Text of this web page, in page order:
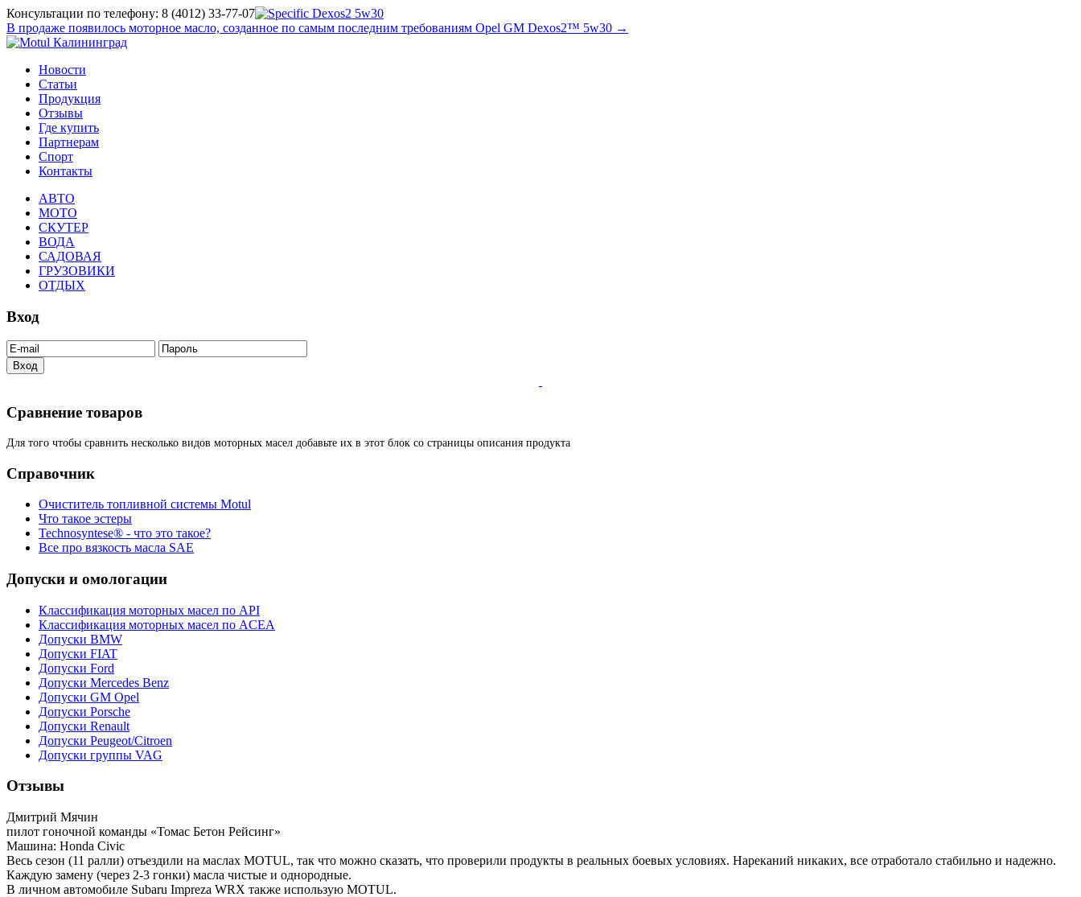
Консультации по телефону: 8 (4012) 33-77-07
В продаже появилось моторное масло, созданное по самым последним требованиям Opel GM Dexos2™ 5w30 →
Новости
Статьи
Продукция
Отзывы
Где купить
Партнерам
Спорт
Контакты
АВТО
МОТО
СКУТЕР
ВОДА
САДОВАЯ
ГРУЗОВИКИ
ОТДЫХ
Вход
Сравнение товаров
Для того чтобы сравнить несколько видов моторных масел добавьте их в этот блок со страницы описания продукта
Справочник
Очиститель топливной системы Motul
Что такое эстеры
Technosyntese® - что это такое?
Все про вязкость масла SAE
Допуски и омологации
Классификация моторных масел по API
Классификация моторных масел по ACEA
Допуски BMW
Допуски FIAT
Допуски Ford
Допуски Mercedes Benz
Допуски GM Opel
Допуски Porsche
Допуски Renault
Допуски Peugeot/Citroen
Допуски группы VAG
Отзывы
Дмитрий Мячин
пилот гоночной команды «Томас Бетон Рейсинг»
Машина: Honda Civic
Весь сезон (11 ралли) отъездили на маслах MOTUL, так что можно сказать, что проверили продукты в реальных боевых условиях. Нареканий никаких, все отработало стабильно и надежно.
Каждую замену (через 2-3 гонки) масла чистые и однородные.
В личном автомобиле Subaru Impreza WRX также использую MOTUL.